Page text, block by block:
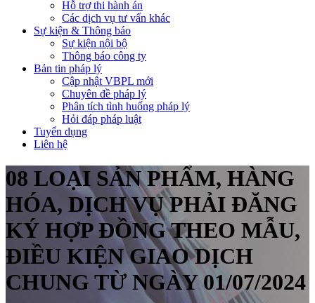
Hỗ trợ thi hành án
Các dịch vụ tư vấn khác
Sự kiện & Thông báo
Sự kiện nội bộ
Thông báo công ty
Bản tin pháp lý
Cập nhật VBPL mới
Chuyên đề pháp lý
Phân tích tình huống pháp lý
Hỏi đáp pháp luật
Tuyển dụng
Liên hệ
08 LOẠI SẢN PHẨM, HÀNG
HÓA, DỊCH VỤ PHẢI ĐĂNG
KÝ HỢP ĐỒNG THEO MẪU,
ĐIỀU KIỆN GIAO DỊCH
CHUNG TỪ NGÀY 01/07/2024